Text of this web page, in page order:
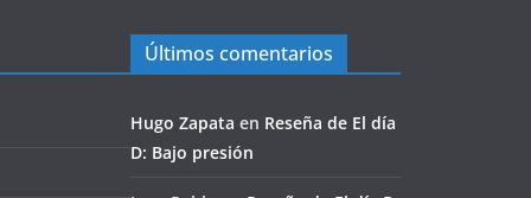
Últimos comentarios
Hugo Zapata en Reseña de El día
D: Bajo presión